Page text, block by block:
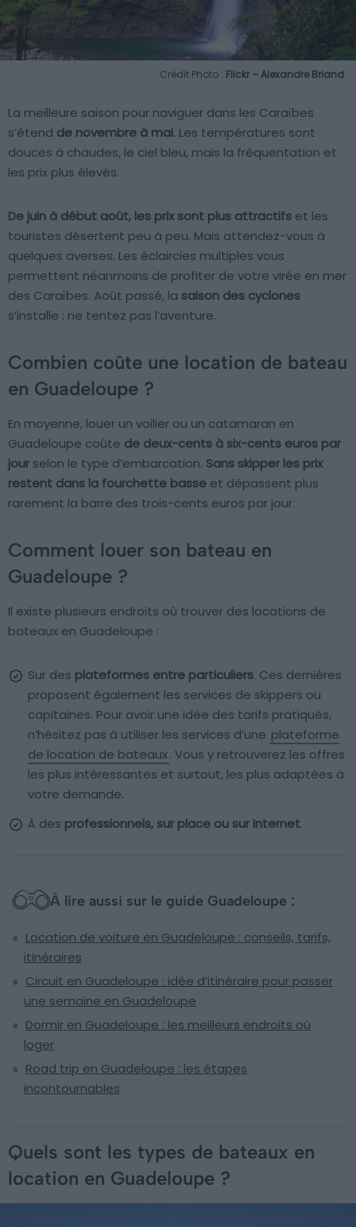
Crédit Photo : Flickr – Alexandre Briand
La meilleure saison pour naviguer dans les Caraïbes
s’étend de novembre à mai. Les températures sont
douces à chaudes, le ciel bleu, mais la fréquentation et
les prix plus élevés.
De juin à début août, les prix sont plus attractifs et les
touristes désertent peu à peu. Mais attendez-vous à
quelques averses. Les éclaircies multiples vous
permettent néanmoins de profiter de votre virée en mer
des Caraïbes. Août passé, la saison des cyclones
s’installe : ne tentez pas l’aventure.
Combien coûte une location de bateau
en Guadeloupe ?
En moyenne, louer un voilier ou un catamaran en
Guadeloupe coûte de deux-cents à six-cents euros par
jour selon le type d’embarcation. Sans skipper les prix
restent dans la fourchette basse et dépassent plus
rarement la barre des trois-cents euros par jour.
Comment louer son bateau en
Guadeloupe ?
Il existe plusieurs endroits où trouver des locations de
bateaux en Guadeloupe :
Sur des plateformes entre particuliers. Ces dernières
proposent également les services de skippers ou
capitaines. Pour avoir une idée des tarifs pratiqués,
n’hésitez pas à utiliser les services d’une plateforme
de location de bateaux. Vous y retrouverez les offres
les plus intéressantes et surtout, les plus adaptées à
votre demande.
À des professionnels, sur place ou sur Internet.
À lire aussi sur le guide Guadeloupe :
Location de voiture en Guadeloupe : conseils, tarifs,
itinéraires
Circuit en Guadeloupe : idée d’itinéraire pour passer
une semaine en Guadeloupe
Dormir en Guadeloupe : les meilleurs endroits où
loger
Road trip en Guadeloupe : les étapes
incontournables
Quels sont les types de bateaux en
location en Guadeloupe ?